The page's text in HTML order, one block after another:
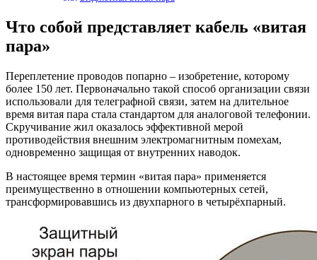
Что собой представляет кабель «витая
пара»
Переплетение проводов попарно – изобретение, которому
более 150 лет. Первоначально такой способ организации связи
использовали для телеграфной связи, затем на длительное
время витая пара стала стандартом для аналоговой телефонии.
Скручивание жил оказалось эффективной мерой
противодействия внешним электромагнитным помехам,
одновременно защищая от внутренних наводок.
В настоящее время термин «витая пара» применяется
преимущественно в отношении компьютерных сетей,
трансформировавшись из двухпарного в четырёхпарный.